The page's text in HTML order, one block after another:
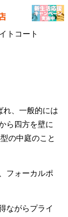
トコート
れ、一般的には
ら四方を壁に
の中庭のこと
フォーカルポ
ながらプライ